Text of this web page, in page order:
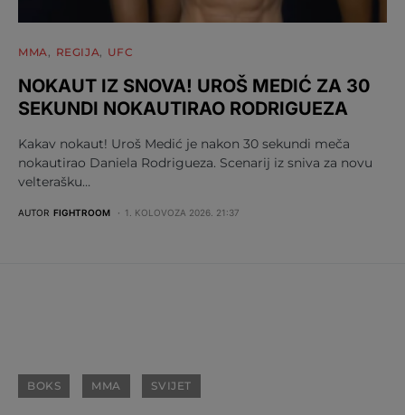
MMA REGIJA UFC
NOKAUT IZ SNOVA! UROŠ MEDIĆ ZA 30
SEKUNDI NOKAUTIRAO RODRIGUEZA
Kakav nokaut! Uroš Medić je nakon 30 sekundi meča
nokautirao Daniela Rodrigueza. Scenarij iz sniva za novu
velterašku…
AUTOR FIGHTROOM 1. KOLOVOZA 2026. 21:37
BOKS MMA SVIJET